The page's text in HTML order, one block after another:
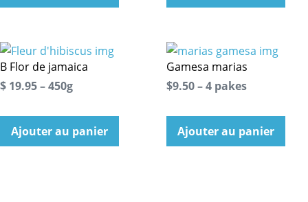
B Flor de jamaica
$ 19.95 – 450g
Ajouter au panier
Gamesa marias
$9.50 – 4 pakes
Ajouter au panier